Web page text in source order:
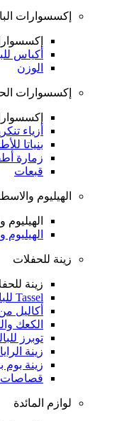
إكسسوارات
أكياس
الوزن
إكسسوارات
أزياء
بنياتا
زمارة
قبعات
الهيليوم
زينة للحفلات
زينة
Tassel للبالونات
أكاليل
الكعك
توبرز
زينة
زينة
قصاصات
لوازم المائدة